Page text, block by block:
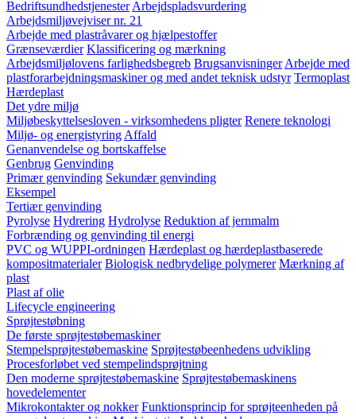
Bedriftsundhedstjenester Arbejdspladsvurdering
Arbejdsmiljøvejviser nr. 21
Arbejde med plastråvarer og hjælpestoffer
Grænseværdier Klassificering og mærkning
Arbejdsmiljølovens farlighedsbegreb Brugsanvisninger Arbejde med
plastforarbejdningsmaskiner og med andet teknisk udstyr Termoplast
Hærdeplast
Det ydre miljø
Miljøbeskyttelsesloven - virksomhedens pligter Renere teknologi
Miljø- og energistyring Affald
Genanvendelse og bortskaffelse
Genbrug Genvinding
Primær genvinding Sekundær genvinding
Eksempel
Tertiær genvinding
Pyrolyse Hydrering Hydrolyse Reduktion af jernmalm
Forbrænding og genvinding til energi
PVC og WUPPI-ordningen Hærdeplast og hærdeplastbaserede
kompositmaterialer Biologisk nedbrydelige polymerer Mærkning af
plast
Plast af olie
Lifecycle engineering
Sprøjtestøbning
De første sprøjtestøbemaskiner
Stempelsprøjtestøbemaskine Sprøjtestøbeenhedens udvikling
Procesforløbet ved stempelindsprøjtning
Den moderne sprøjtestøbemaskine Sprøjtestøbemaskinens
hovedelementer
Mikrokontakter og nokker Funktionsprincip for sprøjteenheden på